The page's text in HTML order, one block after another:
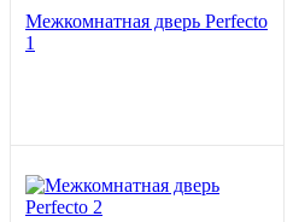
Межкомнатная дверь Perfecto
1